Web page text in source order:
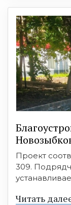
Проект
309.
Читать